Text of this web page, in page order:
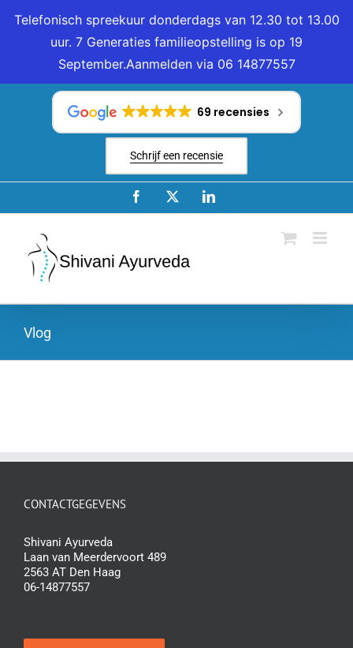
Telefonisch spreekuur donderdags van 12.30 tot 13.00
uur. 7 Generaties familieopstelling is op 19
September.Aanmelden via 06 14877557
69 recensies
Schrijf een recensie
Facebook LinkedIn
Vlog
CONTACTGEGEVENS
Shivani Ayurveda
Laan van Meerdervoort 489
2563 AT Den Haag
06-14877557